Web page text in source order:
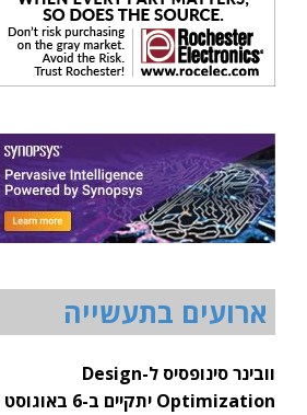
ארועים בתעשייה
וובינר סינופסיס ל-Design
Optimization יתקיים ב-6 באוגוסט